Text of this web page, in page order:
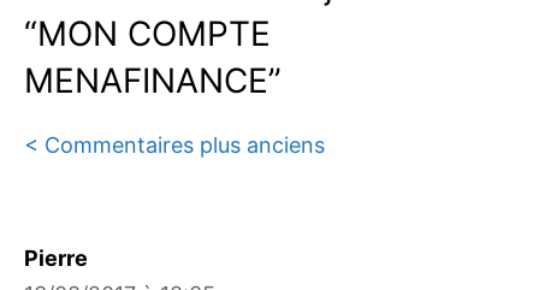
“MON COMPTE
MENAFINANCE”
Navigation
commentaires
< Commentaires plus anciens
Pierre